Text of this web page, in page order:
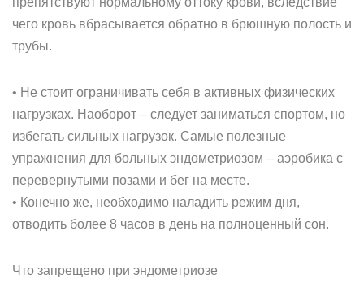
чего кровь вбрасывается обратно в брюшную полость и
трубы.
• Не стоит ограничивать себя в активных физических
нагрузках. Наоборот – следует заниматься спортом, но
избегать сильных нагрузок. Самые полезные
упражнения для больных эндометриозом – аэробика с
перевернутыми позами и бег на месте.
• Конечно же, необходимо наладить режим дня,
отводить более 8 часов в день на полноценный сон.
Что запрещено при эндометриозе